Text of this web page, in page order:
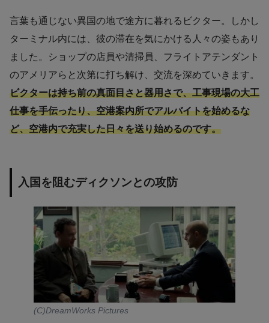
言葉も通じない異国の地で途方に暮れるビクター。しかし
ターミナル内には、彼の滞在を気にかける人々の姿もあり
ました。ショップの店員や清掃員、フライトアテンダント
のアメリアらと次第に打ち解け、交流を深めていきます。
ビクターは持ち前の真面目さと器用さで、工事現場の大工
仕事を手伝ったり、空港案内所でアルバイトを始めるな
ど、空港内で充実した日々を送り始めるのです。
入国を阻むディクソンとの攻防
(C)DreamWorks Pictures